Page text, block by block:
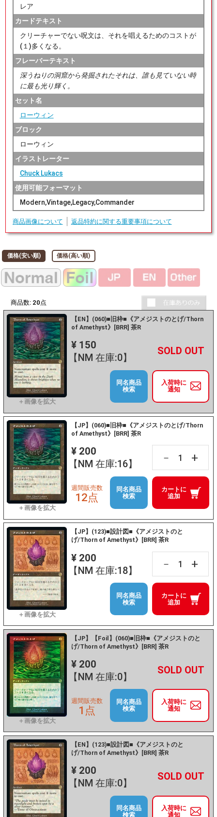
レア
カードテキスト
クリーチャーでない呪文は、それを唱えるためのコストが
(１)多くなる。
フレーバーテキスト
深うねりの洞窟から発掘されたそれは、誰も見ていない時
に最も光り輝く。
セット名
ローウィン
ブロック
ローウィン
イラストレーター
Chuck Lukacs
使用可能フォーマット
Modern,Vintage,Legacy,Commander
商品画像について 返品特約に関する重要事項について
価格(安い順) 価格(高い順)
商品数: 20 点
【EN】(060)■旧枠■《アメジストのとげ/Thorn
of Amethyst》[BRR] 茶R
¥ 150
【NM 在庫:0】
－ +
入荷時に
通知
同名商品
検索
【JP】(060)■旧枠■《アメジストのとげ/Thorn
of Amethyst》[BRR] 茶R
¥ 200
【NM 在庫:16】
－ +
カートに
追加
週間販売数
12点
同名商品
検索
【JP】(123)■設計図■《アメジストのと
げ/Thorn of Amethyst》[BRR] 茶R
¥ 200
【NM 在庫:18】
－ +
カートに
追加
同名商品
検索
【JP】【Foil】(060)■旧枠■《アメジストのと
げ/Thorn of Amethyst》[BRR] 茶R
¥ 200
【NM 在庫:0】
－ +
入荷時に
通知
週間販売数
1点
同名商品
検索
【EN】(123)■設計図■《アメジストのと
げ/Thorn of Amethyst》[BRR] 茶R
¥ 200
【NM 在庫:0】
－ +
入荷時に
通知
同名商品
検索